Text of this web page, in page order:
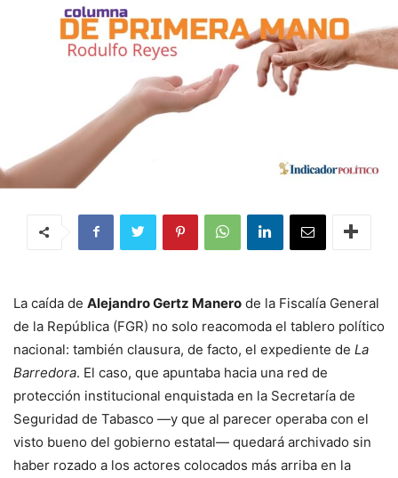
La caída de Alejandro Gertz Manero de la Fiscalía General
de la República (FGR) no solo reacomoda el tablero político
nacional: también clausura, de facto, el expediente de La
Barredora. El caso, que apuntaba hacia una red de
protección institucional enquistada en la Secretaría de
Seguridad de Tabasco —y que al parecer operaba con el
visto bueno del gobierno estatal— quedará archivado sin
haber rozado a los actores colocados más arriba en la